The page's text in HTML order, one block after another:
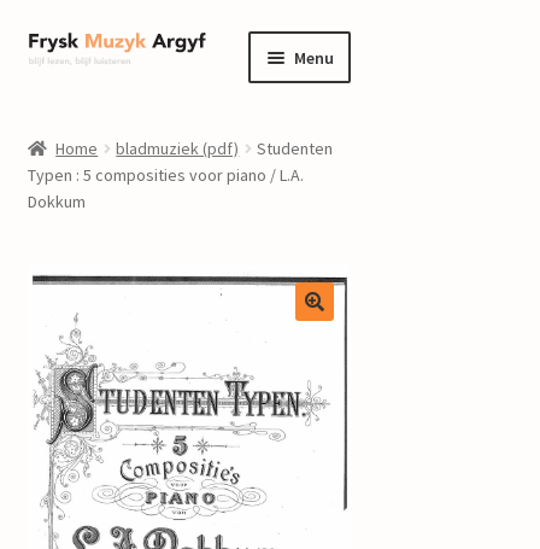
Ga
door
navigatie
Ga
naar
inhoud
Menu
informatie
Componisten
nieuws
events
contact
Home bladmuziek (pdf)
Studenten
Typen : 5 composities voor piano / L.A.
Dokkum